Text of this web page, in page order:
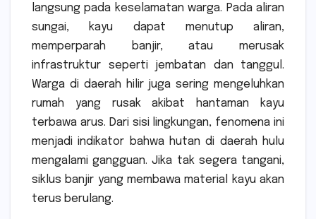
langsung pada keselamatan warga. Pada aliran
sungai, kayu dapat menutup aliran,
memperparah banjir, atau merusak
infrastruktur seperti jembatan dan tanggul.
Warga di daerah hilir juga sering mengeluhkan
rumah yang rusak akibat hantaman kayu
terbawa arus. Dari sisi lingkungan, fenomena ini
menjadi indikator bahwa hutan di daerah hulu
mengalami gangguan. Jika tak segera tangani,
siklus banjir yang membawa material kayu akan
terus berulang.